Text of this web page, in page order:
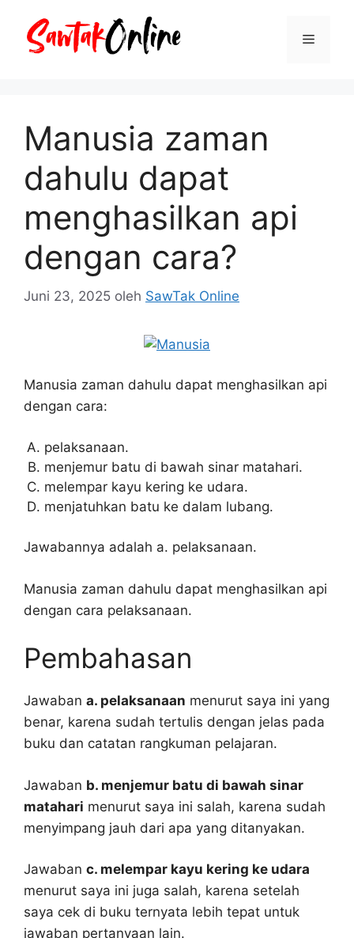
Menu
Manusia zaman
dahulu dapat
menghasilkan api
dengan cara?
Juni 23, 2025 oleh SawTak Online
Manusia zaman dahulu dapat menghasilkan api
dengan cara:
pelaksanaan.
menjemur batu di bawah sinar matahari.
melempar kayu kering ke udara.
menjatuhkan batu ke dalam lubang.
Jawabannya adalah a. pelaksanaan.
Manusia zaman dahulu dapat menghasilkan api
dengan cara pelaksanaan.
Pembahasan
Jawaban a. pelaksanaan menurut saya ini yang
benar, karena sudah tertulis dengan jelas pada
buku dan catatan rangkuman pelajaran.
Jawaban b. menjemur batu di bawah sinar
matahari menurut saya ini salah, karena sudah
menyimpang jauh dari apa yang ditanyakan.
Jawaban c. melempar kayu kering ke udara
menurut saya ini juga salah, karena setelah
saya cek di buku ternyata lebih tepat untuk
jawaban pertanyaan lain.